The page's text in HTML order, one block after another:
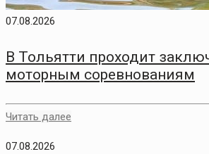
07.08.2026
В Тольятти проходит
моторным соревнованиям
Читать далее
07.08.2026